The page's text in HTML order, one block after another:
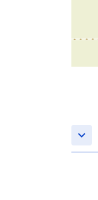
keyboard_arrow_down